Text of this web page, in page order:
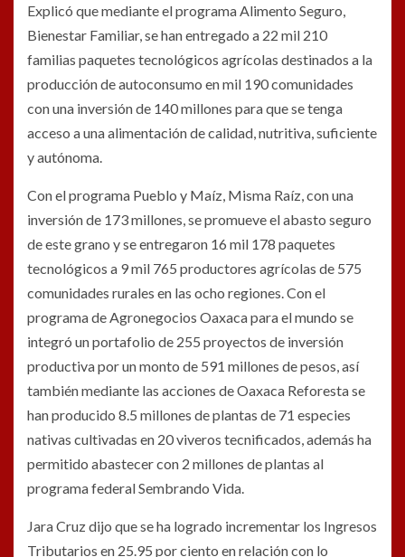
Explicó que mediante el programa Alimento Seguro,
Bienestar Familiar, se han entregado a 22 mil 210
familias paquetes tecnológicos agrícolas destinados a la
producción de autoconsumo en mil 190 comunidades
con una inversión de 140 millones para que se tenga
acceso a una alimentación de calidad, nutritiva, suficiente
y autónoma.
Con el programa Pueblo y Maíz, Misma Raíz, con una
inversión de 173 millones, se promueve el abasto seguro
de este grano y se entregaron 16 mil 178 paquetes
tecnológicos a 9 mil 765 productores agrícolas de 575
comunidades rurales en las ocho regiones. Con el
programa de Agronegocios Oaxaca para el mundo se
integró un portafolio de 255 proyectos de inversión
productiva por un monto de 591 millones de pesos, así
también mediante las acciones de Oaxaca Reforesta se
han producido 8.5 millones de plantas de 71 especies
nativas cultivadas en 20 viveros tecnificados, además ha
permitido abastecer con 2 millones de plantas al
programa federal Sembrando Vida.
Jara Cruz dijo que se ha logrado incrementar los Ingresos
Tributarios en 25.95 por ciento en relación con lo